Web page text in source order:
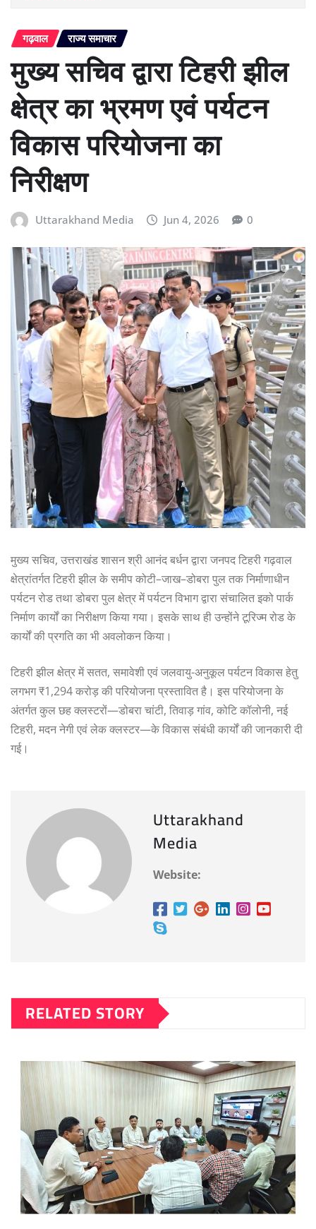
गढ़वाल राज्य समाचार
मुख्य सचिव द्वारा टिहरी झील
क्षेत्र का भ्रमण एवं पर्यटन
विकास परियोजना का
निरीक्षण
Uttarakhand Media Jun 4, 2026 0
मुख्य सचिव, उत्तराखंड शासन श्री आनंद बर्धन द्वारा जनपद टिहरी गढ़वाल
क्षेत्रांतर्गत टिहरी झील के समीप कोटी–जाख–डोबरा पुल तक निर्माणाधीन
पर्यटन रोड तथा डोबरा पुल क्षेत्र में पर्यटन विभाग द्वारा संचालित इको पार्क
निर्माण कार्यों का निरीक्षण किया गया। इसके साथ ही उन्होंने टूरिज्म रोड के
कार्यों की प्रगति का भी अवलोकन किया।
टिहरी झील क्षेत्र में सतत, समावेशी एवं जलवायु-अनुकूल पर्यटन विकास हेतु
लगभग ₹1,294 करोड़ की परियोजना प्रस्तावित है। इस परियोजना के
अंतर्गत कुल छह क्लस्टरों—डोबरा चांटी, तिवाड़ गांव, कोटि कॉलोनी, नई
टिहरी, मदन नेगी एवं लेक क्लस्टर—के विकास संबंधी कार्यों की जानकारी दी
गई।
Uttarakhand
Media
Website:
RELATED STORY